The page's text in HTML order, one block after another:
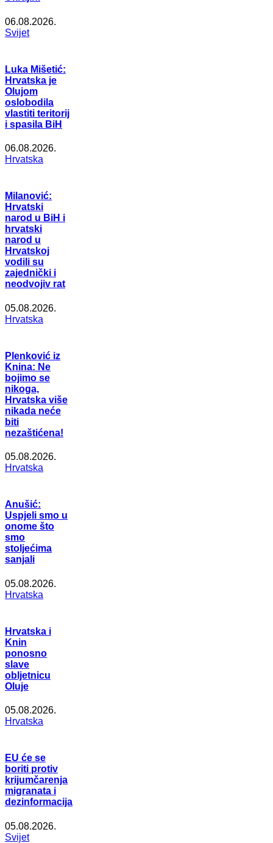
06.08.2026.
Svijet
Luka Mišetić:
Hrvatska je
Olujom
oslobodila
vlastiti teritorij
i spasila BiH
06.08.2026.
Hrvatska
Milanović:
Hrvatski
narod u BiH i
hrvatski
narod u
Hrvatskoj
vodili su
zajednički i
neodvojiv rat
05.08.2026.
Hrvatska
Plenković iz
Knina: Ne
bojimo se
nikoga,
Hrvatska više
nikada neće
biti
nezaštićena!
05.08.2026.
Hrvatska
Anušić:
Uspjeli smo u
onome što
smo
stoljećima
sanjali
05.08.2026.
Hrvatska
Hrvatska i
Knin
ponosno
slave
obljetnicu
Oluje
05.08.2026.
Hrvatska
EU će se
boriti protiv
krijumčarenja
migranata i
dezinformacija
05.08.2026.
Svijet